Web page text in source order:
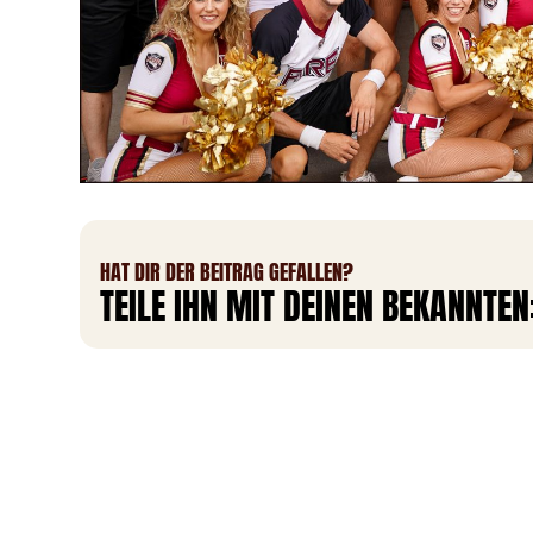
HAT DIR DER BEITRAG GEFALLEN?
TEILE IHN MIT DEINEN